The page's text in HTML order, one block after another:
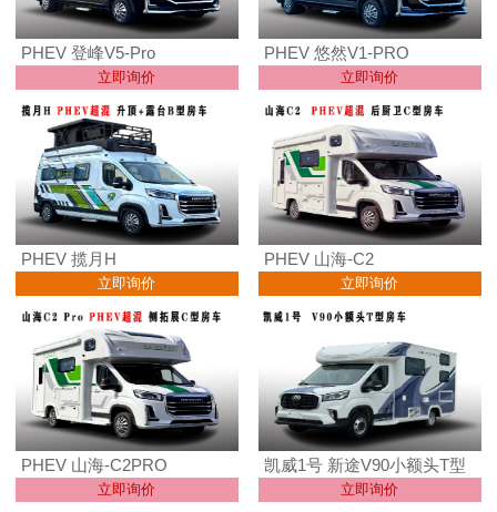
PHEV 登峰V5-Pro
立即询价
PHEV 悠然V1-PRO
立即询价
PHEV 揽月H
立即询价
PHEV 山海-C2
立即询价
PHEV 山海-C2PRO
立即询价
凯威1号 新途V90小额头T型
立即询价